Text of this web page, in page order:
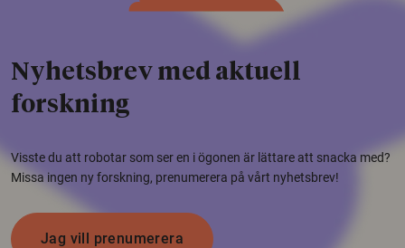
Nyhetsbrev med aktuell
forskning
Visste du att robotar som ser en i ögonen är lättare att snacka med?
Missa ingen ny forskning, prenumerera på vårt nyhetsbrev!
Jag vill prenumerera